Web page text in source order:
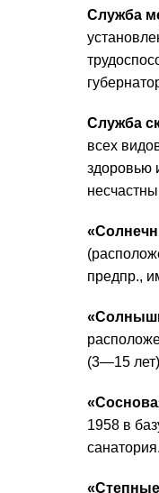
Служба
Служба
всех
здоровью
предпр.,
(3—15
1958 в